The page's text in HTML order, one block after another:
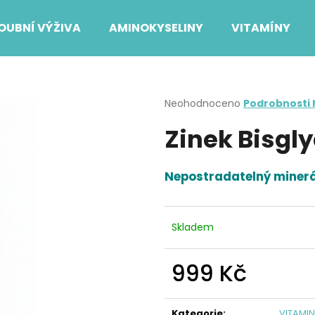
VÝŽIVA AMINOKYSELINY VITAMÍNY
Průměrné
produktu
je
z
5
Neohodnoceno Podrobnosti
Zinek
Nepostradatelný
Skladem
999 Kč
cena:
HLEDAT